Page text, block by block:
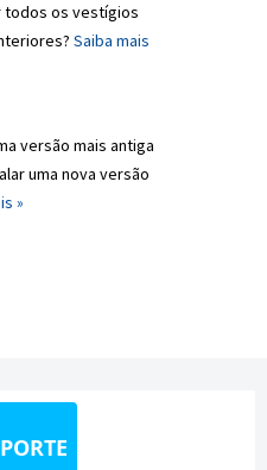
todos os vestígios
Saiba mais
versão mais antiga
uma nova versão
»